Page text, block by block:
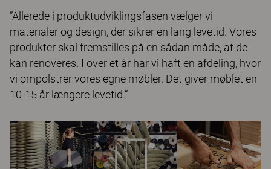
”Allerede i produktudviklingsfasen vælger vi
materialer og design, der sikrer en lang levetid. Vores
produkter skal fremstilles på en sådan måde, at de
kan renoveres. I over et år har vi haft en afdeling, hvor
vi ompolstrer vores egne møbler. Det giver møblet en
10-15 år længere levetid.”